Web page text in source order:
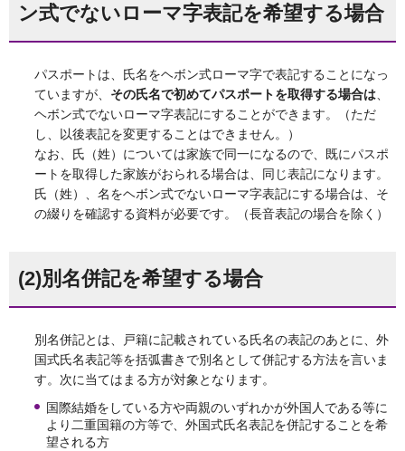
ン式でないローマ字表記を希望する場合
パスポートは、氏名をヘボン式ローマ字で表記することになっ
ていますが、 その氏名で初めてパスポートを取得する場合は
ヘボン式でないローマ字表記にすることができます。（ただ
し、以後表記を変更することはできません。）
なお、氏（姓）については家族で同一になるので、既にパスポ
ートを取得した家族がおられる場合は、同じ表記になります。
氏（姓）、名をヘボン式でないローマ字表記にする場合は、そ
の綴りを確認する資料が必要です。（長音表記の場合を除く）
(2)別名併記を希望する場合
別名併記とは、戸籍に記載されている氏名の表記のあとに、外
国式氏名表記等を括弧書きで別名として併記する方法を言いま
す。次に当てはまる方が対象となります。
国際結婚をしている方や両親のいずれかが外国人である等に
より二重国籍の方等で、外国式氏名表記を併記することを希
望される方